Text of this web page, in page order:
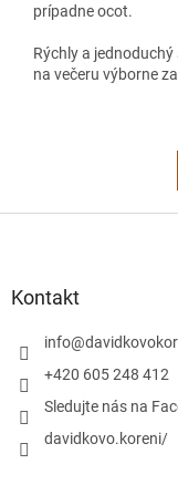
prípadne ocot.
Rýchly a
na večeru výborne
Kontakt
info@
+420 605 248 412
Sledujte nás na
davidkovo.koreni/